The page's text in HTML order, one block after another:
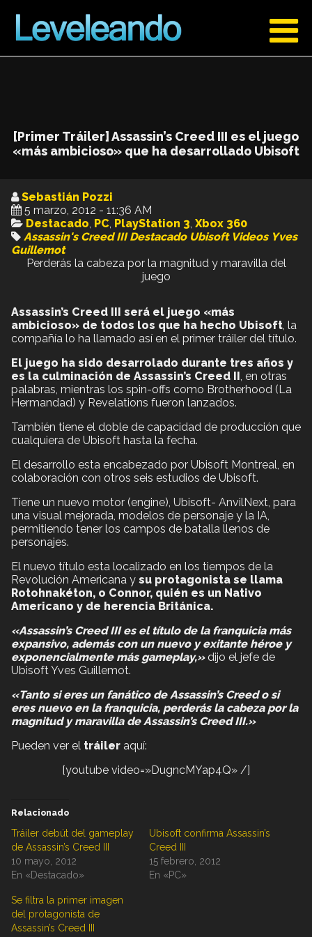
[Primer Tráiler] Assassin’s Creed III es el juego
«más ambicioso» que ha desarrollado Ubisoft
Sebastián Pozzi
5 marzo, 2012 - 11:36 AM
Destacado PC PlayStation 3 Xbox 360
Assassin's Creed III Destacado Ubisoft Videos Yves
Guillemot
Perderás la cabeza por la magnitud y maravilla del
juego
Assassin’s Creed III será el juego «más
ambicioso» de todos los que ha hecho Ubisoft , la
compañía lo ha llamado así en el primer tráiler del título.
El juego ha sido desarrolado durante tres años y
es la culminación de Assassin’s Creed II , en otras
palabras, mientras los spin-offs como Brotherhood (La
Hermandad) y Revelations fueron lanzados.
También tiene el doble de capacidad de producción que
cualquiera de Ubisoft hasta la fecha.
El desarrollo esta encabezado por Ubisoft Montreal, en
colaboración con otros seis estudios de Ubisoft.
Tiene un nuevo motor (engine), Ubisoft- AnvilNext, para
una visual mejorada, modelos de personaje y la IA,
permitiendo tener los campos de batalla llenos de
personajes.
El nuevo título esta localizado en los tiempos de la
Revolución Americana y su protagonista se llama
Rotohnakéton, o Connor, quién es un Nativo
Americano y de herencia Británica.
«Assassin’s Creed III es el título de la franquicia más
expansivo, además con un nuevo y exitante héroe y
exponencialmente más gameplay,»dijo el jefe de
Ubisoft Yves Guillemot.
«Tanto si eres un fanático de Assassin’s Creed o si
eres nuevo en la franquicia, perderás la cabeza por la
magnitud y maravilla de Assassin’s Creed III.»
Pueden ver el tráiler aquí:
[youtube video=»DugncMYap4Q» /]
Relacionado
Tráiler debút del gameplay
de Assassin’s Creed III
10 mayo, 2012
En «Destacado»
Ubisoft confirma Assassin’s
Creed III
15 febrero, 2012
En «PC»
Se filtra la primer imagen
del protagonista de
Assassin’s Creed III